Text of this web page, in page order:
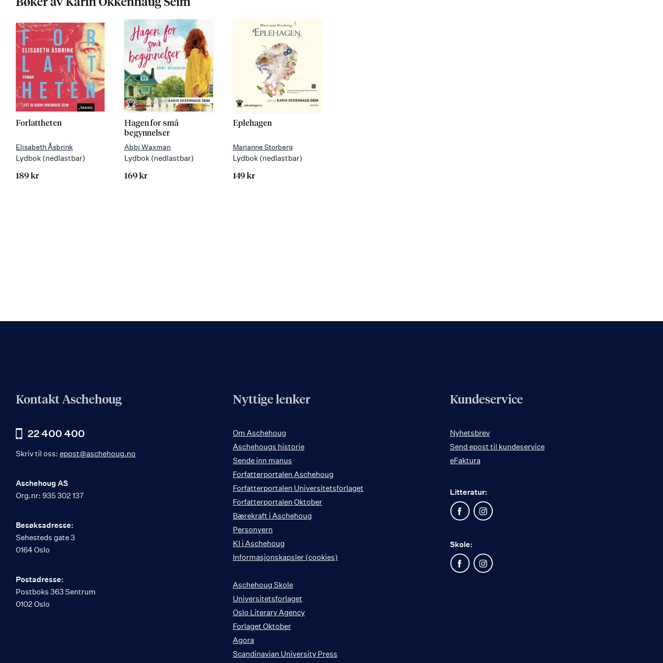
Bøker av Karin Okkenhaug Seim
Forlattheten
Elisabeth Åsbrink
Lydbok (nedlastbar)
189 kr
Hagen for små
begynnelser
Abbi Waxman
Lydbok (nedlastbar)
169 kr
Eplehagen
Marianne Storberg
Lydbok (nedlastbar)
149 kr
Kontakt Aschehoug
22 400 400
Skriv til oss: epost@aschehoug.no
Aschehoug AS
Org.nr: 935 302 137
Besøksadresse:
Sehesteds gate 3
0164 Oslo
Postadresse:
Postboks 363 Sentrum
0102 Oslo
Nyttige lenker
Om Aschehoug
Aschehougs historie
Sende inn manus
Forfatterportalen Aschehoug
Forfatterportalen Universitetsforlaget
Forfatterportalen Oktober
Bærekraft i Aschehoug
Personvern
KI i Aschehoug
Informasjonskapsler (cookies)
Aschehoug Skole
Universitetsforlaget
Oslo Literary Agency
Forlaget Oktober
Agora
Scandinavian University Press
Kundeservice
Nyhetsbrev
Send epost til kundeservice
eFaktura
Litteratur:
Skole: